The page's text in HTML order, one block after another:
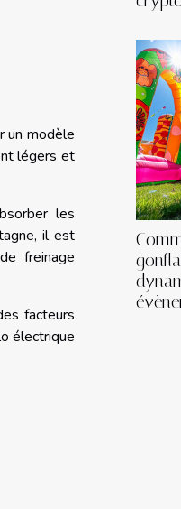
un modèle
légers et
les
il est
freinage
facteurs
électrique